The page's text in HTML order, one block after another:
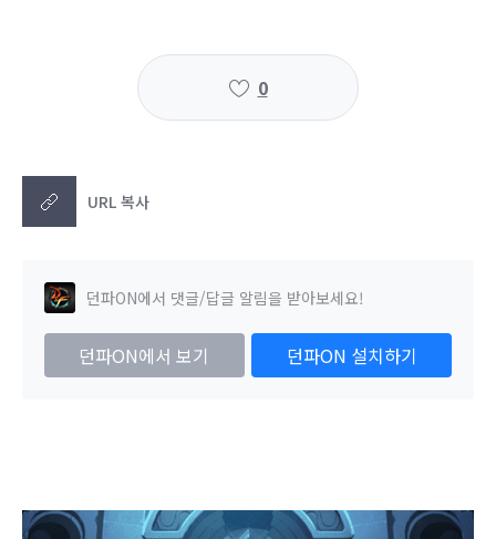
0
URL 복사
던파ON에서 댓글/답글 알림을 받아보세요!
던파ON에서 보기 던파ON 설치하기